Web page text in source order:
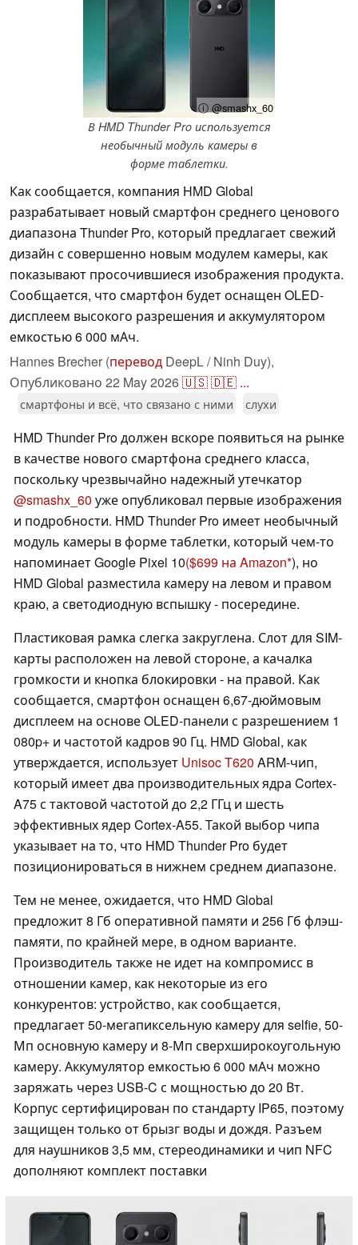
ⓘ @smashx_60
В HMD Thunder Pro используется
необычный модуль камеры в
форме таблетки.
Как сообщается, компания HMD Global
разрабатывает новый смартфон среднего ценового
диапазона Thunder Pro, который предлагает свежий
дизайн с совершенно новым модулем камеры, как
показывают просочившиеся изображения продукта.
Сообщается, что смартфон будет оснащен OLED-
дисплеем высокого разрешения и аккумулятором
емкостью 6 000 мАч.
Hannes Brecher (перевод DeepL / Ninh Duy),
Опубликовано 22 May 2026🇺🇸🇩🇪 ...
смартфоны и всё, что связано с ними слухи
HMD Thunder Pro должен вскоре появиться на рынке
в качестве нового смартфона среднего класса,
поскольку чрезвычайно надежный утечкатор
@smashx_60 уже опубликовал первые изображения
и подробности. HMD Thunder Pro имеет необычный
модуль камеры в форме таблетки, который чем-то
напоминает Google Pixel 10($699 на Amazon ), но
HMD Global разместила камеру на левом и правом
краю, а светодиодную вспышку - посередине.
Пластиковая рамка слегка закруглена. Слот для SIM-
карты расположен на левой стороне, а качалка
громкости и кнопка блокировки - на правой. Как
сообщается, смартфон оснащен 6,67-дюймовым
дисплеем на основе OLED-панели с разрешением 1
080p+ и частотой кадров 90 Гц. HMD Global, как
утверждается, использует Unisoc T620 ARM-чип,
который имеет два производительных ядра Cortex-
A75 с тактовой частотой до 2,2 ГГц и шесть
эффективных ядер Cortex-A55. Такой выбор чипа
указывает на то, что HMD Thunder Pro будет
позиционироваться в нижнем среднем диапазоне.
Тем не менее, ожидается, что HMD Global
предложит 8 Гб оперативной памяти и 256 Гб флэш-
памяти, по крайней мере, в одном варианте.
Производитель также не идет на компромисс в
отношении камер, как некоторые из его
конкурентов: устройство, как сообщается,
предлагает 50-мегапиксельную камеру для selfie, 50-
Мп основную камеру и 8-Мп сверхширокоугольную
камеру. Аккумулятор емкостью 6 000 мАч можно
заряжать через USB-C с мощностью до 20 Вт.
Корпус сертифицирован по стандарту IP65, поэтому
защищен только от брызг воды и дождя. Разъем
для наушников 3,5 мм, стереодинамики и чип NFC
дополняют комплект поставки